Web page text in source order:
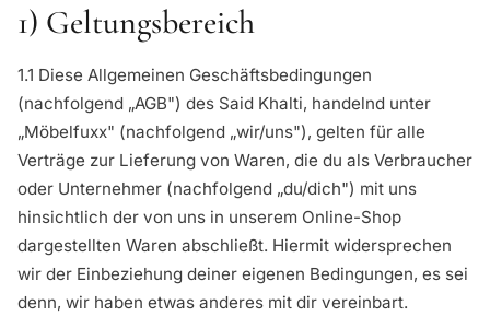
1) Geltungsbereich
1.1 Diese Allgemeinen Geschäftsbedingungen
(nachfolgend „AGB") des Said Khalti, handelnd unter
„Möbelfuxx" (nachfolgend „wir/uns"), gelten für alle
Verträge zur Lieferung von Waren, die du als Verbraucher
oder Unternehmer (nachfolgend „du/dich") mit uns
hinsichtlich der von uns in unserem Online-Shop
dargestellten Waren abschließt. Hiermit widersprechen
wir der Einbeziehung deiner eigenen Bedingungen, es sei
denn, wir haben etwas anderes mit dir vereinbart.